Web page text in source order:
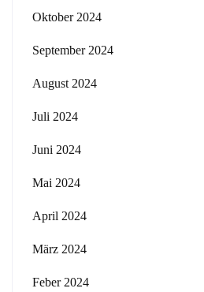
Oktober 2024
September 2024
August 2024
Juli 2024
Juni 2024
Mai 2024
April 2024
März 2024
Feber 2024